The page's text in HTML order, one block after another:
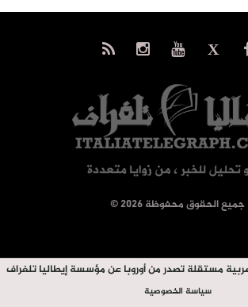
© جميع الحقوق محفوظة 2026
مستقلة تصدر من أوروبا عن مؤسسة إيطاليا تلغراف
سياسة الخصوصية